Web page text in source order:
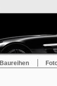
Baureihen